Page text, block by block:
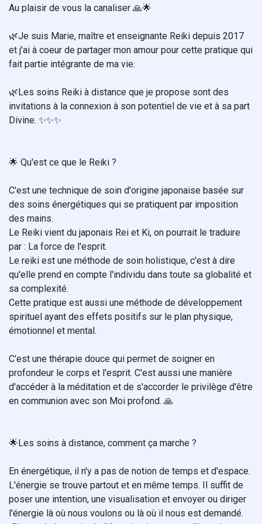
Au plaisir de vous la canaliser 🙏🌟
🌿Je suis Marie, maître et enseignante Reiki depuis 2017
et j'ai à coeur de partager mon amour pour cette pratique qui
fait partie intégrante de ma vie.
🌿Les soins Reiki à distance que je propose sont des
invitations à la connexion à son potentiel de vie et à sa part
Divine. ✨✨✨
🌟 Qu'est ce que le Reiki ?
C'est une technique de soin d'origine japonaise basée sur
des soins énergétiques qui se pratiquent par imposition
des mains.
Le Reiki vient du japonais Rei et Ki, on pourrait le traduire
par : La force de l'esprit.
Le reiki est une méthode de soin holistique, c'est à dire
qu'elle prend en compte l'individu dans toute sa globalité et
sa complexité.
Cette pratique est aussi une méthode de développement
spirituel ayant des effets positifs sur le plan physique,
émotionnel et mental.
C'est une thérapie douce qui permet de soigner en
profondeur le corps et l'esprit. C'est aussi une manière
d'accéder à la méditation et de s'accorder le privilège d'être
en communion avec son Moi profond. 🙏
🌟Les soins à distance, comment ça marche ?
En énergétique, il n'y a pas de notion de temps et d'espace.
L'énergie se trouve partout et en même temps. Il suffit de
poser une intention, une visualisation et envoyer ou diriger
l'énergie là où nous voulons ou là où il nous est demandé.